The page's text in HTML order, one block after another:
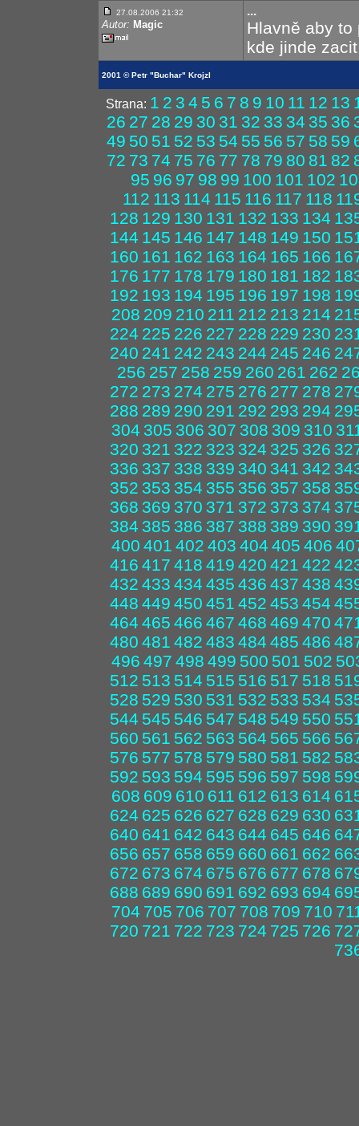
27.08.2006 21:32
Autor: Magic
...
Hlavně aby
kde jinde
2001 © Petr "Buchar" Krojzl
Strana: 1 2 3 4 5 6 7 8 9 10 11 12 13
26 27 28 29 30 31 32 33 34 35 36
49 50 51 52 53 54 55 56 57 58 59
72 73 74 75 76 77 78 79 80 81 82
95 96 97 98 99 100 101 102
112 113 114 115 116 117 118
128 129 130 131 132 133 134
144 145 146 147 148 149 150
160 161 162 163 164 165 166
176 177 178 179 180 181 182
192 193 194 195 196 197 198
208 209 210 211 212 213 214
224 225 226 227 228 229 230
240 241 242 243 244 245 246
256 257 258 259 260 261 262
272 273 274 275 276 277 278
288 289 290 291 292 293 294
304 305 306 307 308 309 310
320 321 322 323 324 325 326
336 337 338 339 340 341 342
352 353 354 355 356 357 358
368 369 370 371 372 373 374
384 385 386 387 388 389 390
400 401 402 403 404 405 406
416 417 418 419 420 421 422
432 433 434 435 436 437 438
448 449 450 451 452 453 454
464 465 466 467 468 469 470
480 481 482 483 484 485 486
496 497 498 499 500 501 502
512 513 514 515 516 517 518
528 529 530 531 532 533 534
544 545 546 547 548 549 550
560 561 562 563 564 565 566
576 577 578 579 580 581 582
592 593 594 595 596 597 598
608 609 610 611 612 613 614
624 625 626 627 628 629 630
640 641 642 643 644 645 646
656 657 658 659 660 661 662
672 673 674 675 676 677 678
688 689 690 691 692 693 694
704 705 706 707 708 709 710
720 721 722 723 724 725 726